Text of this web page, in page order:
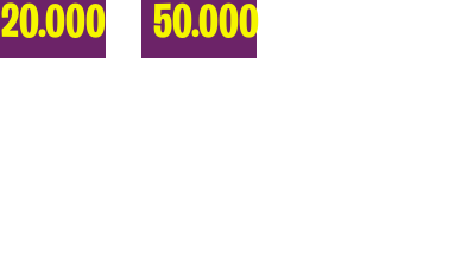
20.000 50.000